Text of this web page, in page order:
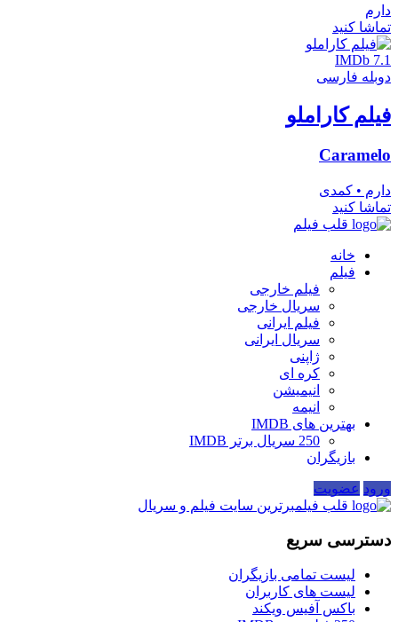
دارم
تماشا کنید
IMDb 7.1
دوبله فارسی
فیلم کاراملو
Caramelo
دارم • کمدی
تماشا کنید
قلب فیلم
خانه
فیلم
فیلم خارجی
سریال خارجی
فیلم ایرانی
سریال ایرانی
ژاپنی
کره ای
انیمیشن
انیمه
بهترین های IMDB
250 سریال برتر IMDB
بازیگران
ورود عضویت
قلب فیلمبرترین سایت فیلم و سریال
دسترسی سریع
لیست تمامی بازیگران
لیست های کاربران
باکس آفیس ویکند